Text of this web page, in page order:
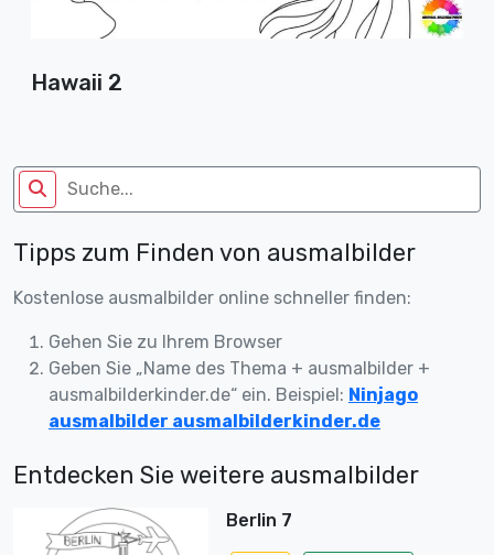
Hawaii 2
Tipps zum Finden von ausmalbilder
Kostenlose ausmalbilder online schneller finden:
Gehen Sie zu Ihrem Browser
Geben Sie „Name des Thema + ausmalbilder +
ausmalbilderkinder.de“ ein. Beispiel: Ninjago
ausmalbilder ausmalbilderkinder.de
Entdecken Sie weitere ausmalbilder
Berlin 7